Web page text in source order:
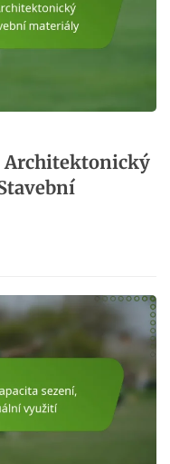
Architektonický